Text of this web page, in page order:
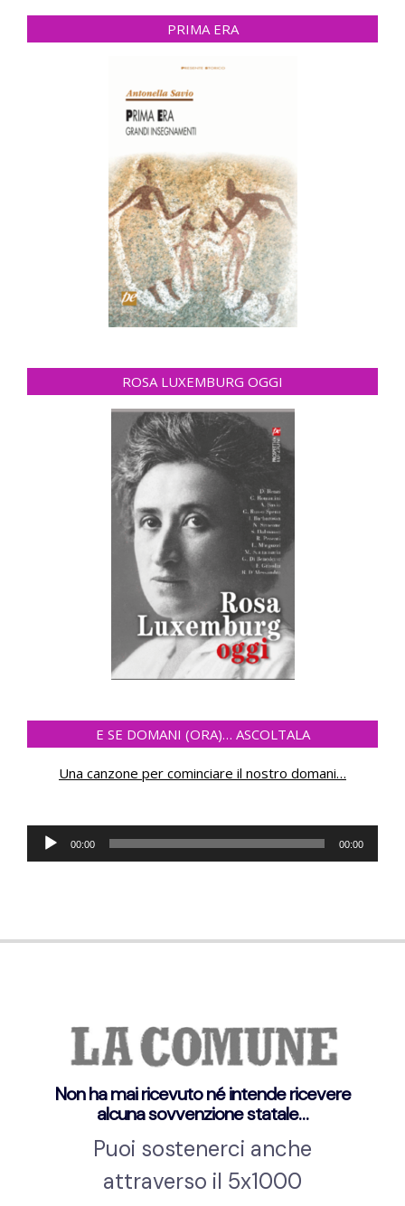
PRIMA ERA
ROSA LUXEMBURG OGGI
E SE DOMANI (ORA)… ASCOLTALA
Una canzone per cominciare il nostro domani…
Audio
Player
00:00 00:00
Non ha mai ricevuto né intende ricevere
alcuna sovvenzione statale…
Puoi sostenerci anche
attraverso il 5x1000